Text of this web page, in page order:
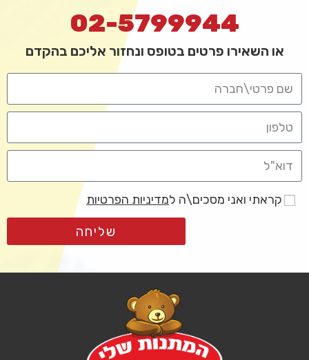
02-5799944
או השאירו פרטים בטופס ונחזור אליכם בהקדם
קראתי ואני מסכים\ה למדיניות הפרטיות
שליחה